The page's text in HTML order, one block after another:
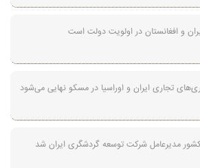
و افغانستان در اولویت دولت است
تجاری ایران و اوراسیا در مسکو نهایی می‌شود
مدیرعامل شرکت توسعه گردشگری ایران شد